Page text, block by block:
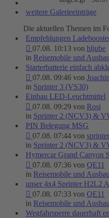
weitere Galerieeinträge
Die aktuellen Themen im
Empfehlungen
07.08. 10:13 von hljube
in Reisemobile und
Starterbatterie einfach
07.08. 09:46 von
in Sprinter 3 (VS30)
Einbau LED-Leuchtmittel
07.08. 09:29 von Rosi
in Sprinter 2 (NCV3) &
PIN Belegung MSG
07.08. 07:44 von
in Sprinter 2 (NCV3) &
Hymercar Grand Canyon
07.08. 07:36 von QE11
in Reisemobile und
unser 4x4 Sprinter H2L2
07.08. 07:33 von QE11
in Reisemobile und
Wegfahrsperre dauerhaft